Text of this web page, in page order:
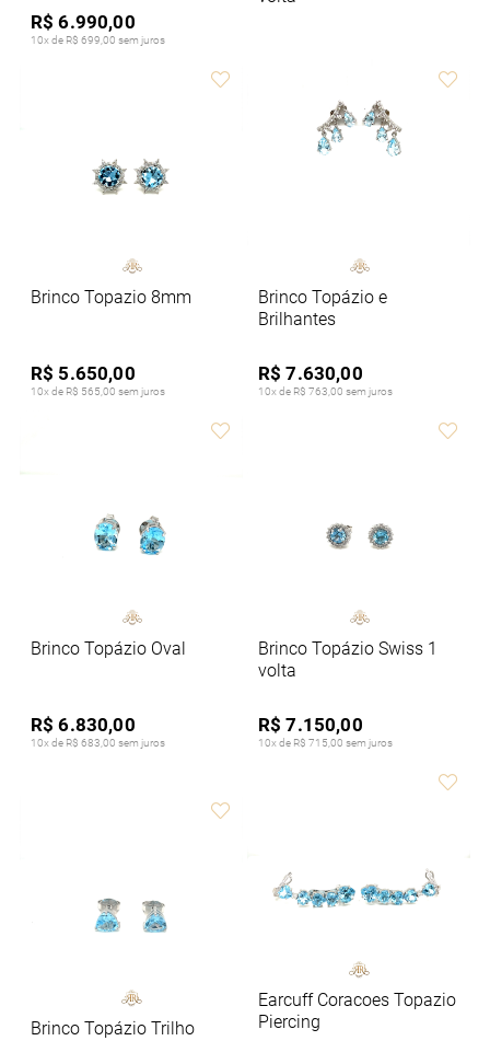
R$ 6.990,00
10x de R$ 699,00 sem juros
Brinco Topazio 8mm
R$ 5.650,00
10x de R$ 565,00 sem juros
Brinco Topázio e
Brilhantes
R$ 7.630,00
10x de R$ 763,00 sem juros
Brinco Topázio Oval
R$ 6.830,00
10x de R$ 683,00 sem juros
Brinco Topázio Swiss 1
volta
R$ 7.150,00
10x de R$ 715,00 sem juros
Brinco Topázio Trilho
Earcuff Coracoes Topazio
Piercing